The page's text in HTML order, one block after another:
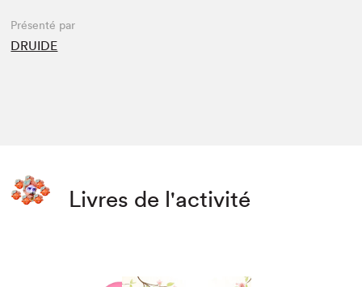
Présenté par
DRUIDE
Livres de l'activité